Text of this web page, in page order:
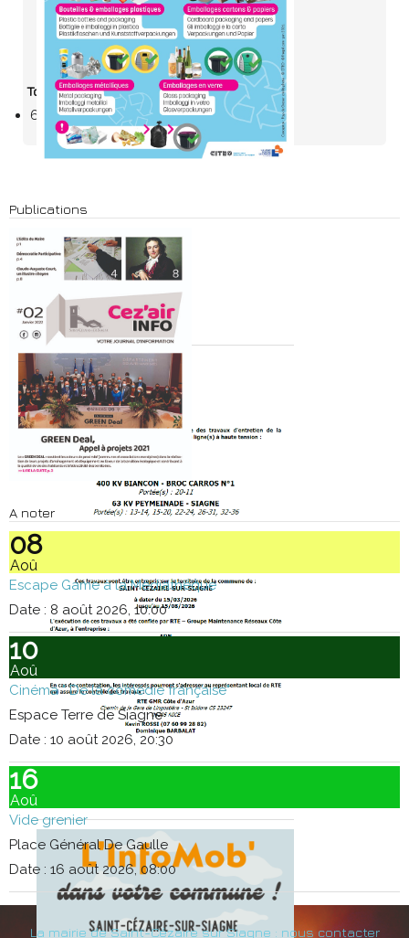
Toutes les Dates
6 juin 2026 10:00
Publications
A noter
08
Aoû
Escape Game à la Médiathèque
Date : 8 août 2026, 10:00
10
Aoû
Cinéma " De la comédie française"
Espace Terre de Siagne
Date : 10 août 2026, 20:30
16
Aoû
Vide grenier
Place Général De Gaulle
Date : 16 août 2026, 08:00
La mairie de Saint-Cézaire sur Siagne : nous contacter